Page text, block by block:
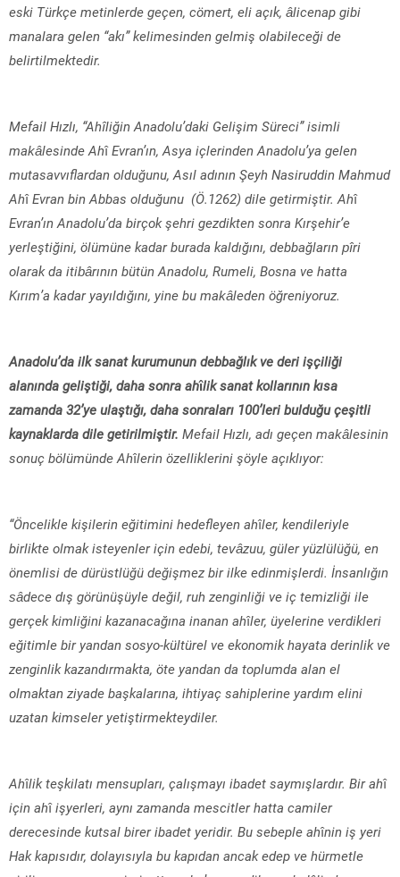
eski Türkçe metinlerde geçen, cömert, eli açık, âlicenap gibi
manalara gelen “akı”kelimesinden gelmiş olabileceği de
belirtilmektedir.
Mefail Hızlı, “Ahîliğin Anadolu’daki Gelişim Süreci”isimli
makâlesinde AhîEvran’ın, Asya içlerinden Anadolu’ya gelen
mutasavvıflardan olduğunu, Asıl adının Şeyh Nasiruddin Mahmud
AhîEvran bin Abbas olduğunu (Ö.1262) dile getirmiştir. Ahî
Evran’ın Anadolu’da birçok şehri gezdikten sonra Kırşehir’e
yerleştiğini, ölümüne kadar burada kaldığını, debbağların pîri
olarak da itibârının bütün Anadolu, Rumeli, Bosna ve hatta
Kırım’a kadar yayıldığını, yine bu makâleden öğreniyoruz.
Anadolu’da ilk sanat kurumunun debbağlık ve deri işçiliği
alanında geliştiği, daha sonra ahîlik sanat kollarının kısa
zamanda 32’ye ulaştığı, daha sonraları 100’leri bulduğu çeşitli
kaynaklarda dile getirilmiştir. Mefail Hızlı, adı geçen makâlesinin
sonuç bölümünde Ahîlerin özelliklerini şöyle açıklıyor:
“Öncelikle kişilerin eğitimini hedefleyen ahîler, kendileriyle
birlikte olmak isteyenler için edebi, tevâzuu, güler yüzlülüğü, en
önemlisi de dürüstlüğü değişmez bir ilke edinmişlerdi. İnsanlığın
sâdece dış görünüşüyle değil, ruh zenginliği ve iç temizliği ile
gerçek kimliğini kazanacağına inanan ahîler, üyelerine verdikleri
eğitimle bir yandan sosyo-kültürel ve ekonomik hayata derinlik ve
zenginlik kazandırmakta, öte yandan da toplumda alan el
olmaktan ziyade başkalarına, ihtiyaç sahiplerine yardım elini
uzatan kimseler yetiştirmekteydiler.
Ahîlik teşkilatı mensupları, çalışmayı ibadet saymışlardır. Bir ahî
için ahîişyerleri, aynı zamanda mescitler hatta camiler
derecesinde kutsal birer ibadet yeridir. Bu sebeple ahînin iş yeri
Hak kapısıdır, dolayısıyla bu kapıdan ancak edep ve hürmetle